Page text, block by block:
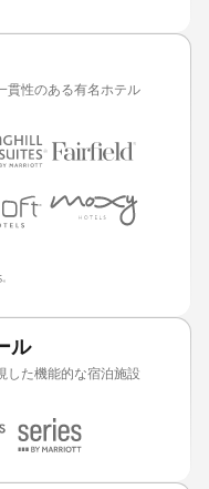
貫性のある有名ホテル
ル
した機能的な宿泊施設